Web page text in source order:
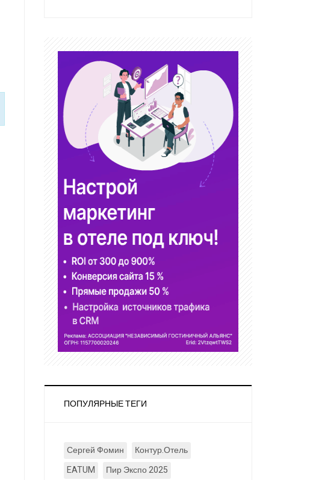
ПОПУЛЯРНЫЕ ТЕГИ
Сергей Фомин
Контур.Отель
EATUM
Пир Экспо 2025